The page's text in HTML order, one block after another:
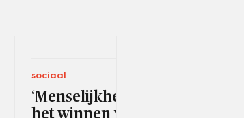
sociaal
‘Menselijkheid moet
het winnen van het